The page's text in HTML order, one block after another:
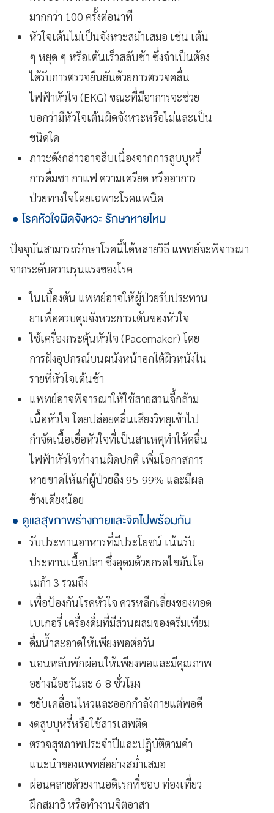
มากกว่า 100 ครั้งต่อนาที
หัวใจเต้นไม่เป็นจังหวะสม่ำเสมอ เช่น เต้น
ๆ หยุด ๆ หรือเต้นเร็วสลับช้า ซึ่งจำเป็นต้อง
ได้รับการตรวจยืนยันด้วยการตรวจคลื่น
ไฟฟ้าหัวใจ (EKG) ขณะที่มีอาการจะช่วย
บอกว่ามีหัวใจเต้นผิดจังหวะหรือไม่และเป็น
ขนิดใด
ภาวะดังกล่าวอาจสืบเนื่องจากการสูบบุหรี่
การดื่มชา กาแฟ ความเครียด หรืออาการ
ป่วยทางใจโดยเฉพาะโรคแพนิค
โรคหัวใจผิดจังหวะ รักษาหายไหม
ปัจจุบันสามารถรักษาโรคนี้ได้หลายวิธี แพทย์จะพิจารณา
จากระดับความรุนแรงของโรค
ในเบื้องต้น แพทย์อาจให้ผู้ป่วยรับประทาน
ยาเพื่อควบคุมจังหวะการเต้นของหัวใจ
ใช้เครื่องกระตุ้นหัวใจ (Pacemaker) โดย
การฝังอุปกรณ์บนผนังหน้าอกใต้ผิวหนังใน
รายที่หัวใจเต้นช้า
แพทย์อาจพิจารณาให้ใช้สายสวนจี้กล้าม
เนื้อหัวใจ โดยปล่อยคลื่นเสียงวิทยุเข้าไป
กำจัดเนื้อเยื่อหัวใจที่เป็นสาเหตุทำให้คลื่น
ไฟฟ้าหัวใจทำงานผิดปกติ เพิ่มโอกาสการ
หายขาดให้แก่ผู้ป่วยถึง 95-99% และมีผล
ข้างเคียงน้อย
ดูแลสุขภาพร่างกายและจิตไปพร้อมกัน
รับประทานอาหารที่มีประโยชน์ เน้นรับ
ประทานเนื้อปลา ซึ่งอุดมด้วยกรดไขมันโอ
เมก้า 3 รวมถึง
เพื่อป้องกันโรคหัวใจ ควรหลีกเลี่ยงของทอด
เบเกอรี่ เครื่องดื่มที่มีส่วนผสมของครีมเทียม
ดื่มน้ำสะอาดให้เพียงพอต่อวัน
นอนหลับพักผ่อนให้เพียงพอและมีคุณภาพ
อย่างน้อยวันละ 6-8 ชั่วโมง
ขยับเคลื่อนไหวและออกกำลังกายแต่พอดี
งดสูบบุหรี่หรือใช้สารเสพติด
ตรวจสุขภาพประจำปีและปฏิบัติตามคำ
แนะนำของแพทย์อย่างสม่ำเสมอ
ผ่อนคลายด้วยงานอดิเรกที่ชอบ ท่องเที่ยว
ฝึกสมาธิ หรือทำงานจิตอาสา